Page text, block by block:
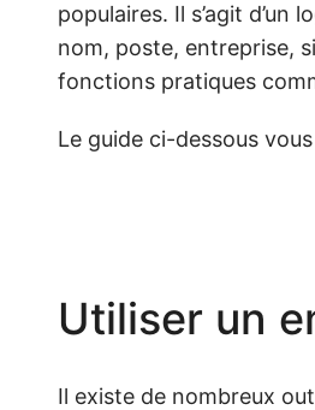
populaires. Il s’agit
nom, poste, entreprise,
fonctions pratiques
Le guide ci-dessous
Utiliser un
Il existe de nombreux